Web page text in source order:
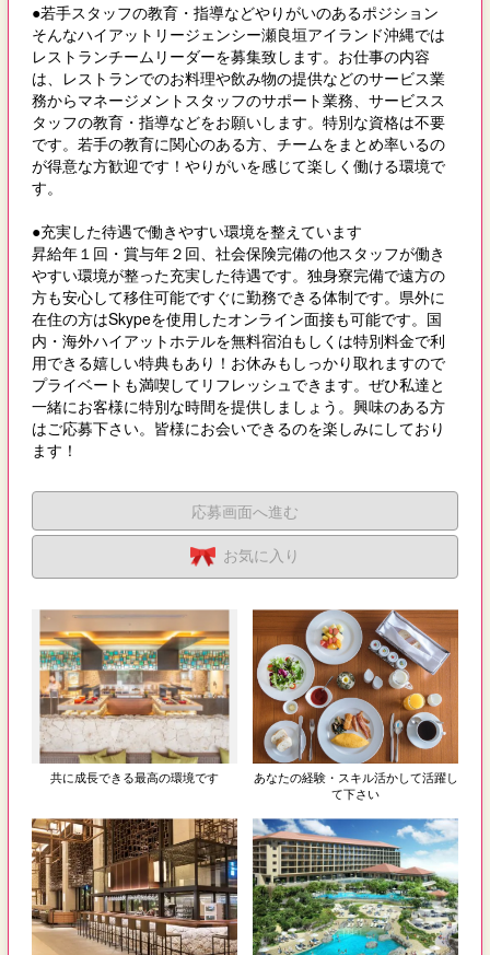
●若手スタッフの教育・指導などやりがいのあるポジション
そんなハイアットリージェンシー瀬良垣アイランド沖縄では
レストランチームリーダーを募集致します。お仕事の内容
は、レストランでのお料理や飲み物の提供などのサービス業
務からマネージメントスタッフのサポート業務、サービスス
タッフの教育・指導などをお願いします。特別な資格は不要
です。若手の教育に関心のある方、チームをまとめ率いるの
が得意な方歓迎です！やりがいを感じて楽しく働ける環境で
す。
●充実した待遇で働きやすい環境を整えています
昇給年１回・賞与年２回、社会保険完備の他スタッフが働き
やすい環境が整った充実した待遇です。独身寮完備で遠方の
方も安心して移住可能ですぐに勤務できる体制です。県外に
在住の方はSkypeを使用したオンライン面接も可能です。国
内・海外ハイアットホテルを無料宿泊もしくは特別料金で利
用できる嬉しい特典もあり！お休みもしっかり取れますので
プライベートも満喫してリフレッシュできます。ぜひ私達と
一緒にお客様に特別な時間を提供しましょう。興味のある方
はご応募下さい。皆様にお会いできるのを楽しみにしており
ます！
応募画面へ進む
お気に入り
共に成長できる最高の環境です
あなたの経験・スキル活かして活躍し
て下さい